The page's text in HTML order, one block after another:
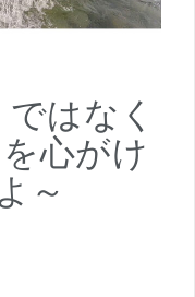
はなく
心がけ
～